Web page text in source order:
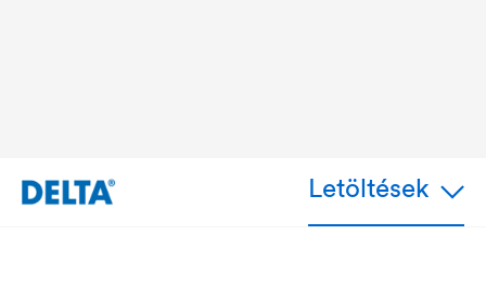
Letöltések